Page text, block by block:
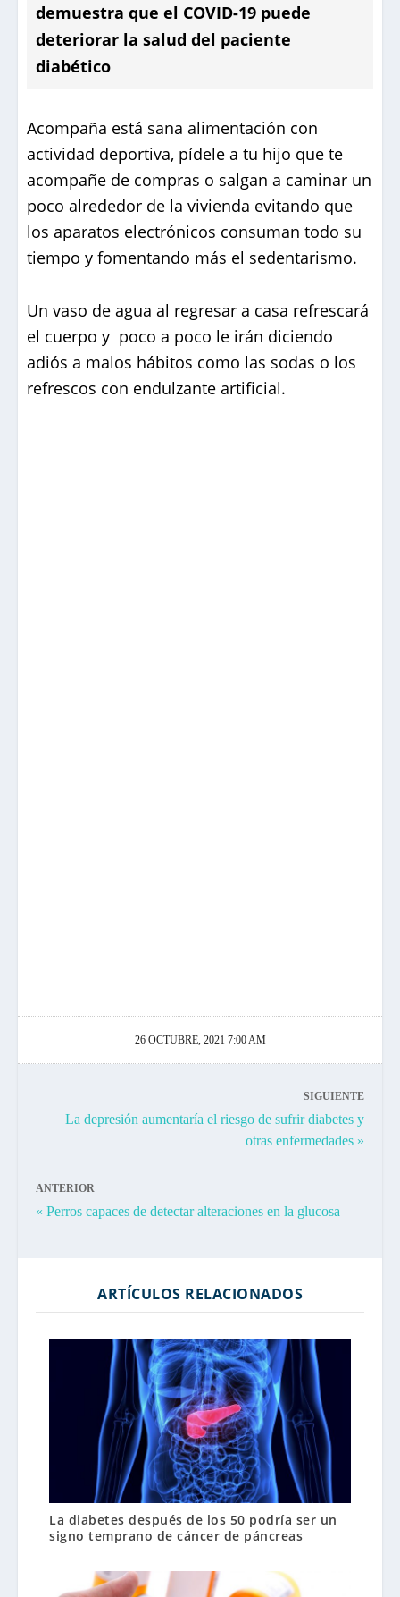
demuestra que el COVID-19 puede
deteriorar la salud del paciente
diabético
Acompaña está sana alimentación con
actividad deportiva, pídele a tu hijo que te
acompañe de compras o salgan a caminar un
poco alrededor de la vivienda evitando que
los aparatos electrónicos consuman todo su
tiempo y fomentando más el sedentarismo.
Un vaso de agua al regresar a casa refrescará
el cuerpo y poco a poco le irán diciendo
adiós a malos hábitos como las sodas o los
refrescos con endulzante artificial.
26 OCTUBRE, 2021 7:00 AM
SIGUIENTE
La depresión aumentaría el riesgo de sufrir diabetes y
otras enfermedades »
ANTERIOR
« Perros capaces de detectar alteraciones en la glucosa
ARTÍCULOS RELACIONADOS
La diabetes después de los 50 podría ser un
signo temprano de cáncer de páncreas